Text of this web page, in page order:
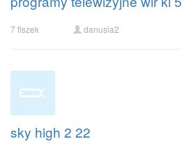
7 fiszek danusia2
sky high 2 22